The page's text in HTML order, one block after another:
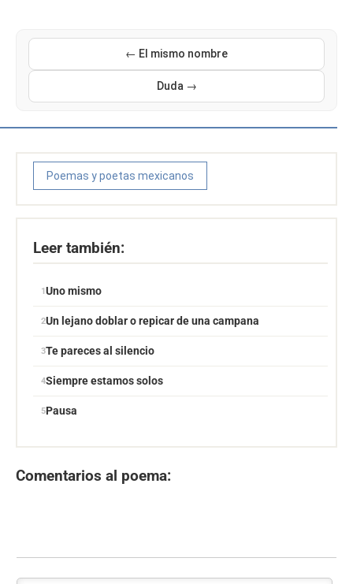
← El mismo nombre
Duda →
Poemas y poetas mexicanos
Leer también:
Uno mismo
Un lejano doblar o repicar de una campana
Te pareces al silencio
Siempre estamos solos
Pausa
Comentarios al poema: